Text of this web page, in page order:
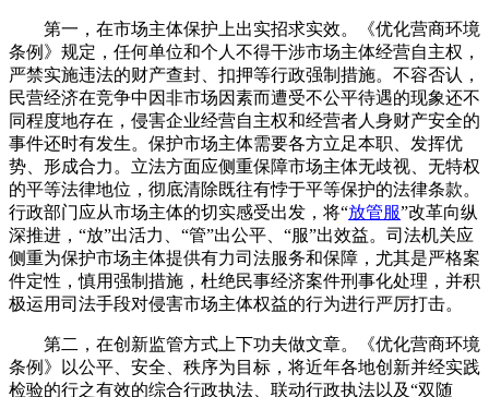
第一，在市场主体保护上出实招求实效。《优化营商环境
条例》规定，任何单位和个人不得干涉市场主体经营自主权，
严禁实施违法的财产查封、扣押等行政强制措施。不容否认，
民营经济在竞争中因非市场因素而遭受不公平待遇的现象还不
同程度地存在，侵害企业经营自主权和经营者人身财产安全的
事件还时有发生。保护市场主体需要各方立足本职、发挥优
势、形成合力。立法方面应侧重保障市场主体无歧视、无特权
的平等法律地位，彻底清除既往有悖于平等保护的法律条款。
行政部门应从市场主体的切实感受出发，将“放管服”改革向纵
深推进，“放”出活力、“管”出公平、“服”出效益。司法机关应
侧重为保护市场主体提供有力司法服务和保障，尤其是严格案
件定性，慎用强制措施，杜绝民事经济案件刑事化处理，并积
极运用司法手段对侵害市场主体权益的行为进行严厉打击。
第二，在创新监管方式上下功夫做文章。《优化营商环境
条例》以公平、安全、秩序为目标，将近年各地创新并经实践
检验的行之有效的综合行政执法、联动行政执法以及“双随